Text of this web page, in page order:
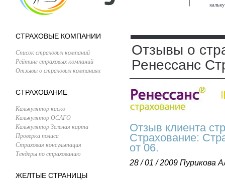
СТРАХОВЫЕ КОМПАНИИ
Список страховых компаний
Рейтинг страховых компаний
Отзывы о страховых компаниях
СТРАХОВАНИЕ
Калькулятор каско
Калькулятор ОСАГО
Калькулятор Зеленая карта
Проверка полиса
Страховая консультация
Тендеры по страхованию
ЖЕЛТЫЕ СТРАНИЦЫ
Отзывы о
Ренессанс
Отзыв клиента
Страхование:
от 06.
28 / 01 / 2009 Пурикова